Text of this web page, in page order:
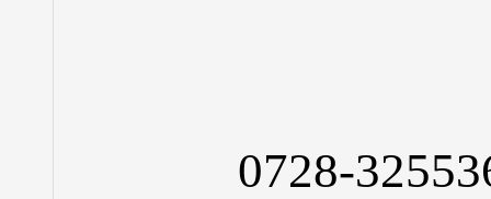
0728-